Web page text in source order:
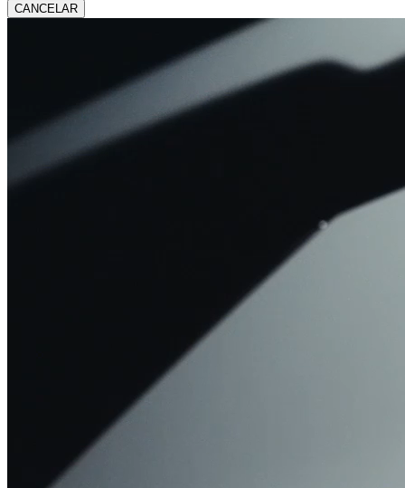
CANCELAR